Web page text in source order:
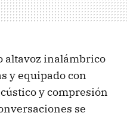
altavoz inalámbrico
y equipado con
y compresión
se